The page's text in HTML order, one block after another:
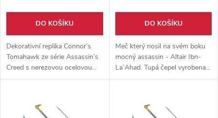
DO KOŠÍKU
Dekorativní replika Connor’s
Tomahawk ze série Assassin’s
Creed s nerezovou ocelovou
čepelí, dřevěnou rukojetí a
DO KOŠÍKU
Meč který nosil na svém boku
mocný assassin - Altaïr Ibn-
LaʼAhad. Tupá čepel vyrobena z
nerezové oceli, rukojeť omotaná